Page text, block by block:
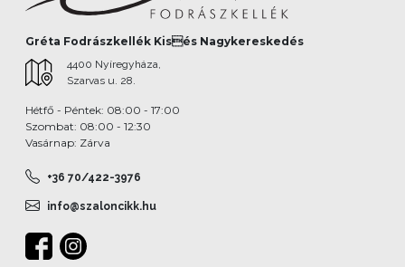
Gréta Fodrászkellék Kisés Nagykereskedés
4400 Nyíregyháza,
Szarvas u. 28.
Hétfő - Péntek: 08:00 - 17:00
Szombat: 08:00 - 12:30
Vasárnap: Zárva
+36 70/422-3976
info@szaloncikk.hu